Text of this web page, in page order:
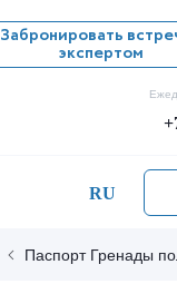
Забронировать
экспертом
RU
Паспорт Гренады